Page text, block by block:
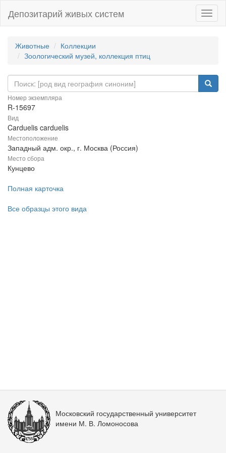
Депозитарий живых систем
Животные
Коллекции
Зоологический музей, коллекция птиц
Номер экземпляра
R-15697
Вид
Carduelis carduelis
Местоположение
Западный адм. окр., г. Москва (Россия)
Место сбора
Кунцево
Полная карточка
Все образцы этого вида
Московский государственный университет
имени М. В. Ломоносова